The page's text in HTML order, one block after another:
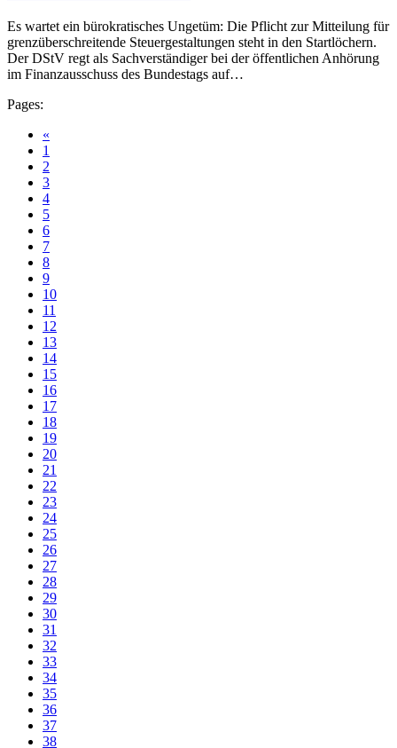
Es wartet ein bürokratisches Ungetüm: Die Pflicht zur Mitteilung für
grenzüberschreitende Steuergestaltungen steht in den Startlöchern.
Der DStV regt als Sachverständiger bei der öffentlichen Anhörung
im Finanzausschuss des Bundestags auf…
Pages:
«
1
2
3
4
5
6
7
8
9
10
11
12
13
14
15
16
17
18
19
20
21
22
23
24
25
26
27
28
29
30
31
32
33
34
35
36
37
38